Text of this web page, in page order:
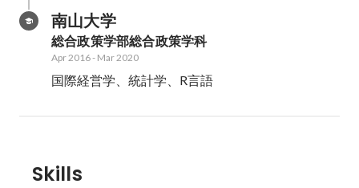
南山大学
総合政策学部総合政策学科
Apr 2016- Mar 2020
国際経営学、統計学、R言語
Skills